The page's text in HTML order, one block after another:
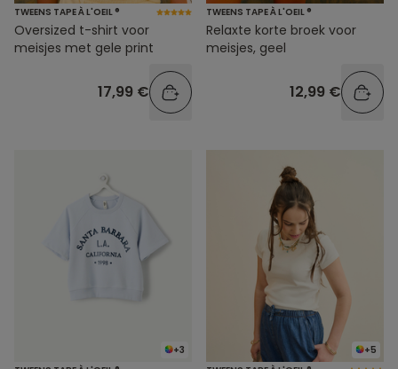
TWEENS TAPE À L'OEIL ®
Oversized t-shirt voor
meisjes met gele print
17,99 €
TWEENS TAPE À L'OEIL ®
Relaxte korte broek voor
meisjes, geel
12,99 €
+3
+5